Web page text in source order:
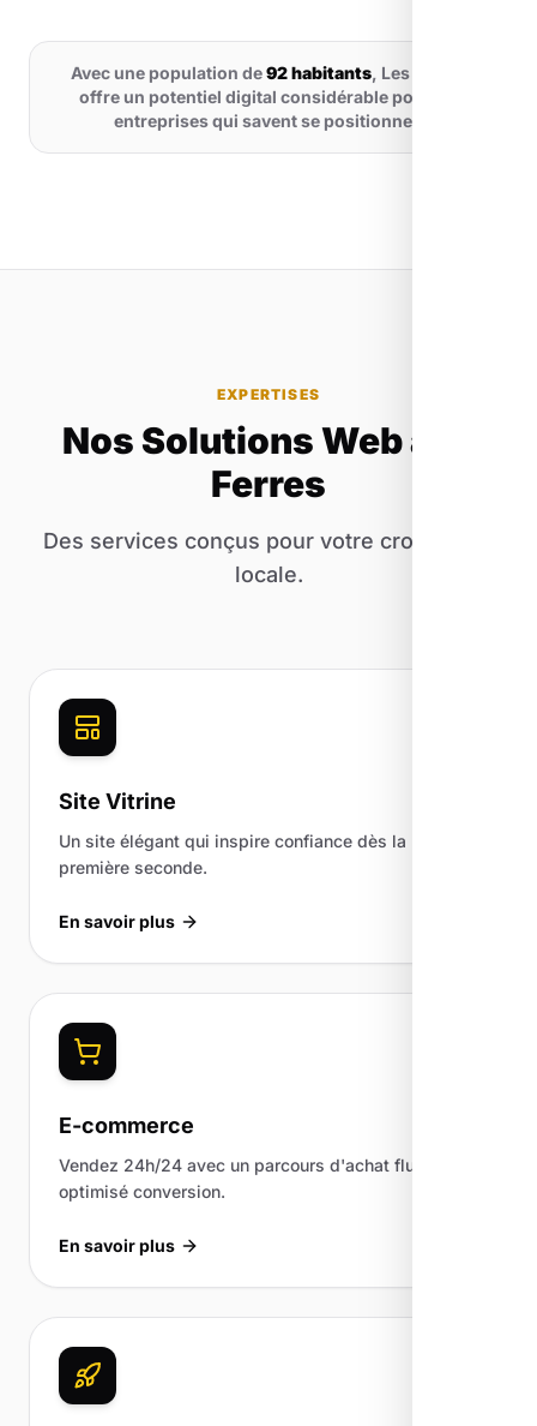
Avec une population de92 habitants, Les Ferres
offre un potentiel digital considérable pour les
entreprises qui savent se positionner.
EXPERTISES
Nos Solutions Web aux
Ferres
Des services conçus pour votre croissance
locale.
Site Vitrine
Un site élégant qui inspire confiance dès la
première seconde.
En savoir plus
E-commerce
Vendez 24h/24 avec un parcours d'achat fluide et
optimisé conversion.
En savoir plus